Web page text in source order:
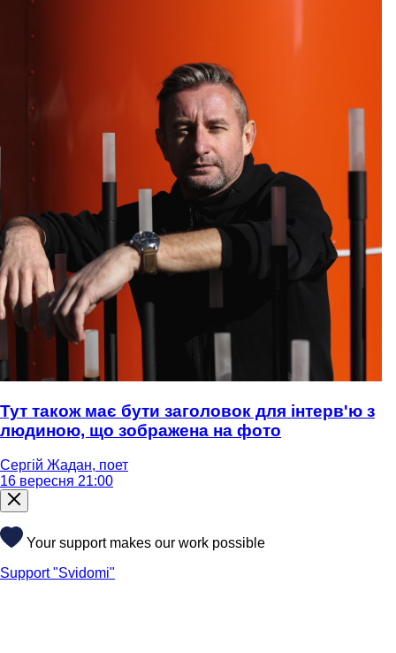
Тут також має бути заголовок для інтерв'ю з
людиною, що зображена на фото
Сергій Жадан, поет
16 вересня 21:00
Your support makes our work possible
Support "Svidomi"